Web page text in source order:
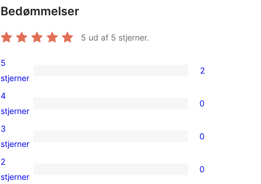
Bedømmelser
5 ud af 5 stjerner.
2
5-
stjernet
5
stjerner
2
0
4-
stjernet
4
stjerner
0
0
3-
stjernet
3
stjerner
0
0
2
stjerner
0